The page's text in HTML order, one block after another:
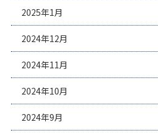
2025年1月
2024年12月
2024年11月
2024年10月
2024年9月